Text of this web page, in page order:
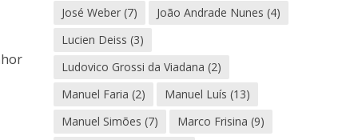
José Weber (7) João Andrade Nunes (4)
Lucien Deiss (3)
Ludovico Grossi da Viadana (2)
Manuel Faria (2) Manuel Luís (13)
Manuel Simões (7) Marco Frisina (9)